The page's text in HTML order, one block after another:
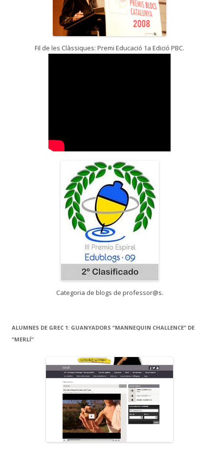
Fil de les Clàssiques: Premi Educació 1a Edició PBC.
Categoria de blogs de professor@s.
ALUMNES DE GREC 1: GUANYADORS “MANNEQUIN CHALLENCE” DE
“MERLÍ”